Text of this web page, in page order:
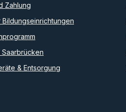
Zahlung
& Entsorgung